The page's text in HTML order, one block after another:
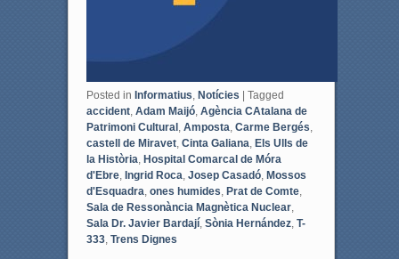
Posted in Informatius, Notícies
Tagged
accident, Adam Maijó, Agència CAtalana de
Patrimoni Cultural , Amposta, Carme Bergés,
castell de Miravet, Cinta Galiana, Els Ulls de
la Història, Hospital Comarcal de Móra
d'Ebre, Ingrid Roca, Josep Casadó, Mossos
d'Esquadra, ones humides, Prat de Comte,
Sala de Ressonància Magnètica Nuclear,
Sala Dr. Javier Bardají, Sònia Hernández, T-
333, Trens Dignes